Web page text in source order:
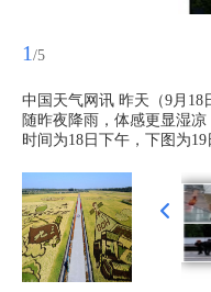
1 /5
中国天气网讯 昨天（9月
随昨夜降雨，体感更显湿
时间为18日下午，下图为19